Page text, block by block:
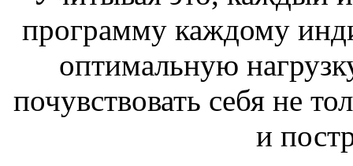
программу каждому
оптимальную
почувствовать себя не
и